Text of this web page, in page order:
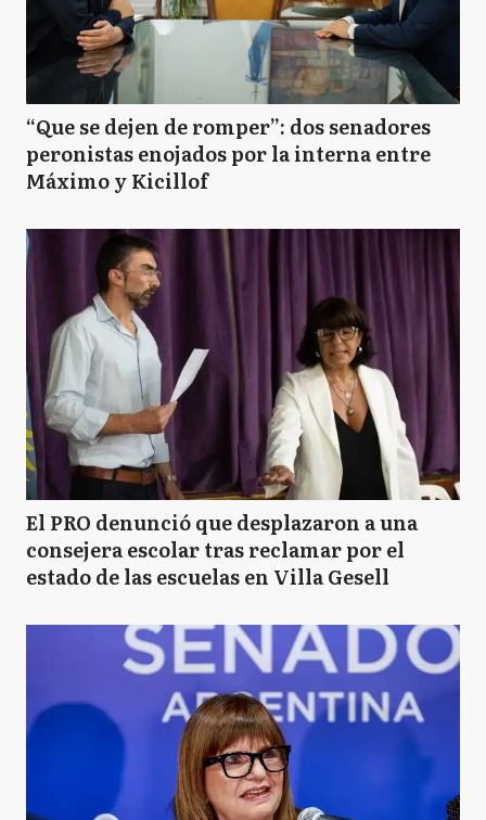
“Que se dejen de romper”: dos senadores
peronistas enojados por la interna entre
Máximo y Kicillof
El PRO denunció que desplazaron a una
consejera escolar tras reclamar por el
estado de las escuelas en Villa Gesell